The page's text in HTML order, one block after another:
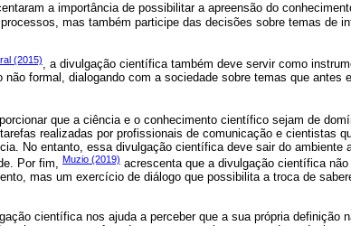
a importância de possibilitar a apreensão do
mas também participe das decisões sobre temas de
(2015), a divulgação científica também deve servir como
formal, dialogando com a sociedade sobre temas que antes
que a ciência e o conhecimento científico sejam de
realizadas por profissionais de comunicação e cientistas
No entanto, essa divulgação científica deve sair do ambiente
Por fim, Muzio (2019) acrescenta que a divulgação científica não
mas um exercício de diálogo que possibilita a troca de
científica nos ajuda a perceber que a sua própria definição